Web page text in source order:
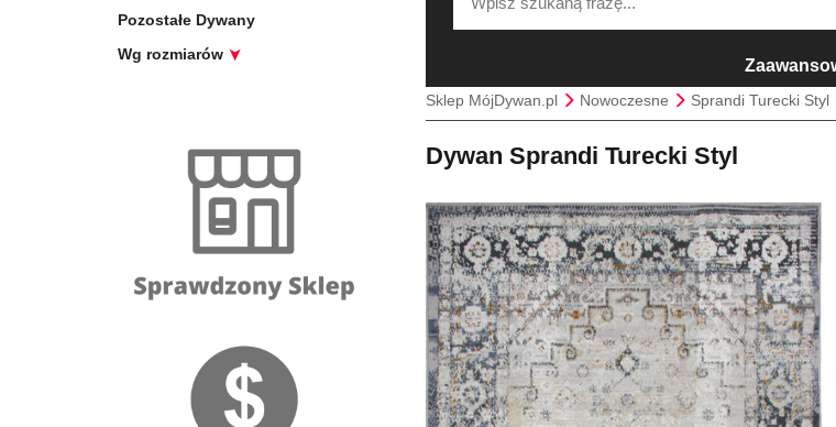
Sklep MójDywan.pl Nowoczesne Sprandi Turecki Styl
Dywan Sprandi Turecki Styl
Pozostałe Dywany
Wg rozmiarów